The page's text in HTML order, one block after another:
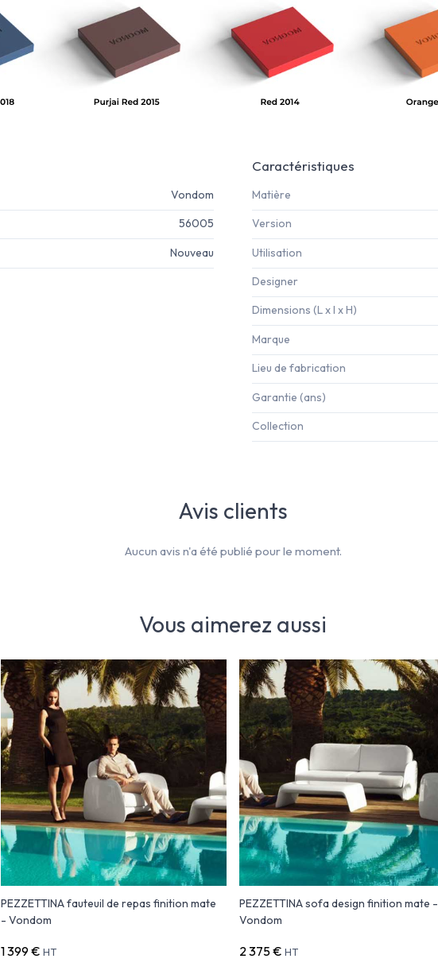
Vondom
56005
Nouveau
Caractéristiques
Matière
Version
Utilisation
Designer
Dimensions (L x l x H)
Marque
Lieu de fabrication
Garantie (ans)
Collection
Vous aimerez aussi
PEZZETTINA fauteuil de repas finition mate
- Vondom
1 399 € HT
PEZZETTINA sofa design finition mate -
Vondom
2 375 € HT
Avis clients
Aucun avis n'a été publié pour le moment.